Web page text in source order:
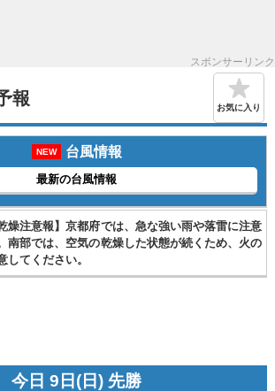
スポンサーリンク
報 お気に入り
NEW 台風情報
最新の台風情報
燥注意報】京都府では、急な強い雨や落雷に注意
南部では、空気の乾燥した状態が続くため、火の
してください。
今日 9日(日) 先勝